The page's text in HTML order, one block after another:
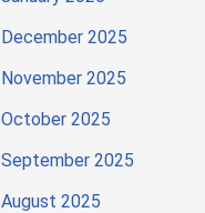
December 2025
November 2025
October 2025
September 2025
August 2025